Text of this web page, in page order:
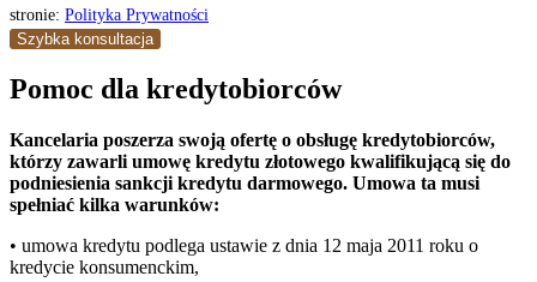
stronie: Polityka Prywatności
Szybka konsultacja
Pomoc dla kredytobiorców
Kancelaria poszerza swoją ofertę o obsługę kredytobiorców,
którzy zawarli umowę kredytu złotowego kwalifikującą się do
podniesienia sankcji kredytu darmowego. Umowa ta musi
spełniać kilka warunków:
• umowa kredytu podlega ustawie z dnia 12 maja 2011 roku o
kredycie konsumenckim,